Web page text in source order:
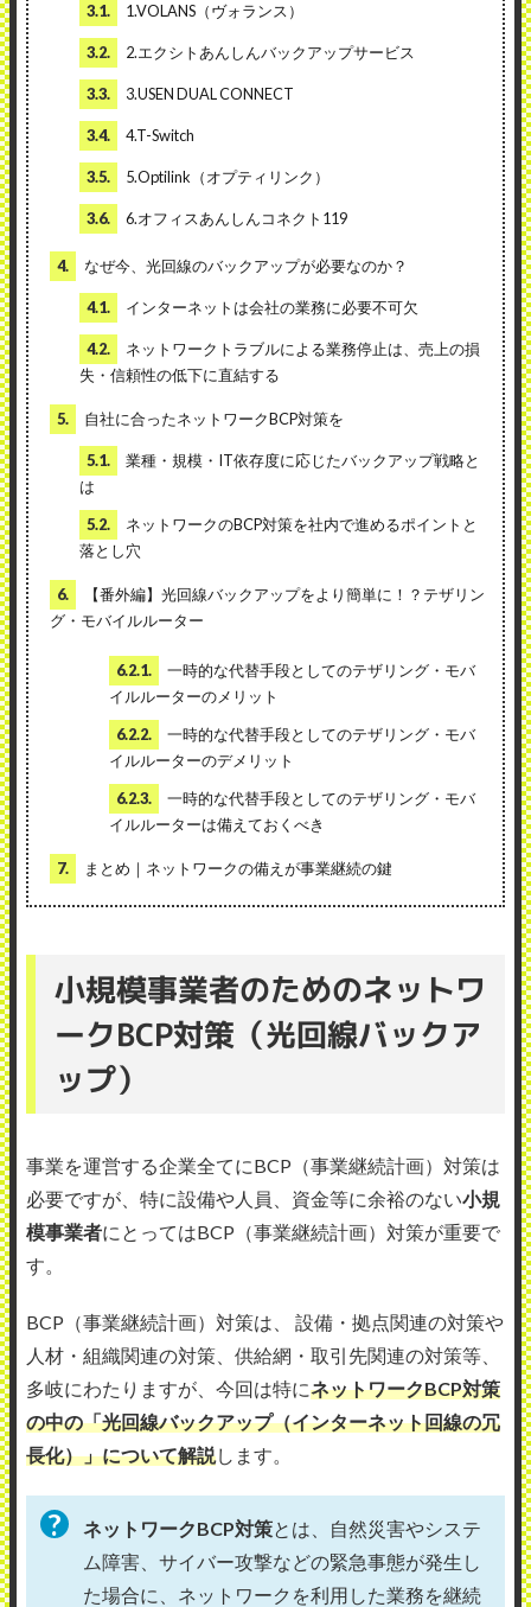
3.1.
1.VOLANS（ヴォランス）
3.2. 2.エクシトあんしんバックアップサービス
3.3. 3.USEN DUAL CONNECT
3.4. 4.T-Switch
3.5. 5.Optilink（オプティリンク）
3.6. 6.オフィスあんしんコネクト119
4. なぜ今、光回線のバックアップが必要なのか？
4.1. インターネットは会社の業務に必要不可欠
4.2.
ネットワークトラブルによる業務停止は、売上の損
失・信頼性の低下に直結する
5. 自社に合ったネットワークBCP対策を
5.1.
業種・規模・IT依存度に応じたバックアップ戦略と
は
5.2.
ネットワークのBCP対策を社内で進めるポイントと
落とし穴
6.
【番外編】光回線バックアップをより簡単に！？テザリン
グ・モバイルルーター
6.2.1.
一時的な代替手段としてのテザリング・モバ
イルルーターのメリット
6.2.2.
一時的な代替手段としてのテザリング・モバ
イルルーターのデメリット
6.2.3.
一時的な代替手段としてのテザリング・モバ
イルルーターは備えておくべき
7. まとめ｜ネットワークの備えが事業継続の鍵
小規模事業者のためのネットワ
ークBCP対策（光回線バックア
ップ）
事業を運営する企業全てにBCP（事業継続計画）対策は
必要ですが、特に設備や人員、資金等に余裕のない小規
模事業者にとってはBCP（事業継続計画）対策が重要で
す。
BCP（事業継続計画）対策は、 設備・拠点関連の対策や
人材・組織関連の対策、供給網・取引先関連の対策等、
多岐にわたりますが、今回は特にネットワークBCP対策
の中の「光回線バックアップ（インターネット回線の冗
長化）」について解説します。
ネットワークBCP対策とは、自然災害やシステ
ム障害、サイバー攻撃などの緊急事態が発生し
た場合に、ネットワークを利用した業務を継続